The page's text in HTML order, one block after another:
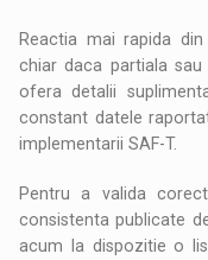
Reactia mai rapida
chiar daca partiala
ofera detalii
constant datele
implementarii SAF-T.
Pentru a valida
consistenta publicate
acum la dispozitie o